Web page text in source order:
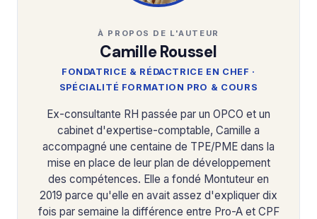
À PROPOS DE L'AUTEUR
Camille Roussel
FONDATRICE & RÉDACTRICE EN CHEF ·
SPÉCIALITÉ FORMATION PRO & COURS
Ex-consultante RH passée par un OPCO et un
cabinet d'expertise-comptable, Camille a
accompagné une centaine de TPE/PME dans la
mise en place de leur plan de développement
des compétences. Elle a fondé Montuteur en
2019 parce qu'elle en avait assez d'expliquer dix
fois par semaine la différence entre Pro-A et CPF